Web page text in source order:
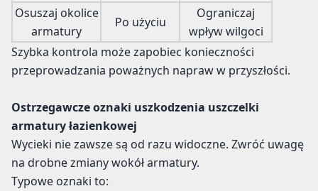
Osuszaj okolice
armatury
Po użyciu
Ograniczaj
wpływ wilgoci
Szybka kontrola może zapobiec konieczności
przeprowadzania poważnych napraw w przyszłości.
Ostrzegawcze oznaki uszkodzenia uszczelki
armatury łazienkowej
Wycieki nie zawsze są od razu widoczne. Zwróć uwagę
na drobne zmiany wokół armatury.
Typowe oznaki to: